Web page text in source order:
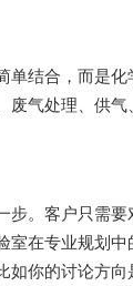
，而是化学
消防、废气
客户只需要对未
在专业规划中
如你的讨论方向